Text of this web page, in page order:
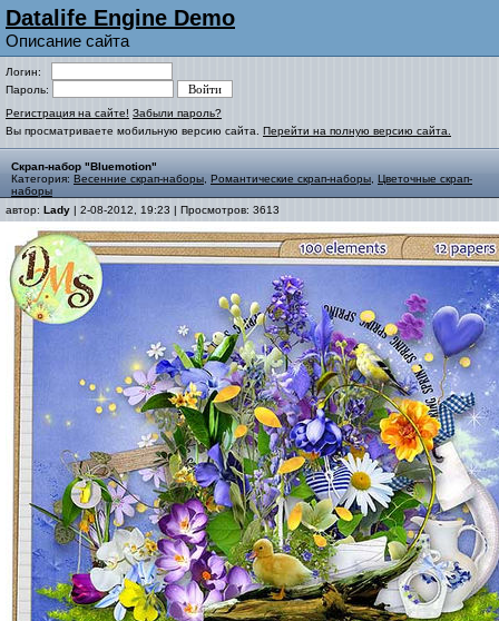
Datalife Engine Demo
Описание сайта
Логин:
Пароль:
Регистрация на сайте! Забыли пароль?
Вы просматриваете мобильную версию сайта. Перейти на полную версию сайта.
Скрап-набор "Bluemotion"
Категория: Весенние скрап-наборы Романтические скрап-наборы Цветочные скрап-
наборы
автор: Lady | 2-08-2012, 19:23 | Просмотров: 3613